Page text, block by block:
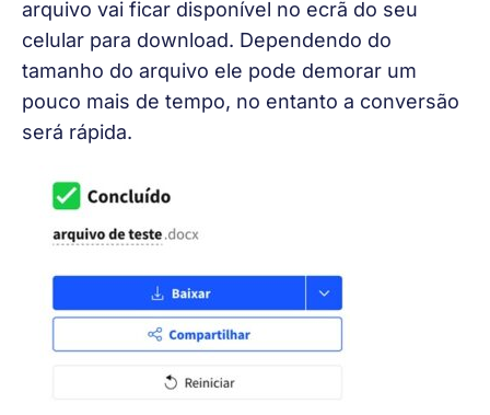
arquivo vai ficar disponível no ecrã do seu
celular para download. Dependendo do
tamanho do arquivo ele pode demorar um
pouco mais de tempo, no entanto a conversão
será rápida.